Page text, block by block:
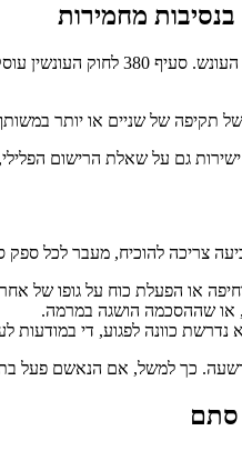
מחמירות
העונשין עוסק ב
תקיפה של שניים או יותר
גם על שאלת הרישום
צריכה להוכיח, מעבר לכל ספק
או הפעלת כוח על גופו של
או שההסכמה הושגה במרמה.
כוונה לפגוע, די במודעות
כך למשל, אם הנאשם פעל
סתם